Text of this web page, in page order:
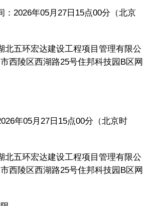
：2026年05月27日15点00分（北京
北五环宏达建设工程项目管理有限公
西陵区西湖路25号住邦科技园B区网
年05月27日15点00分（北京时
北五环宏达建设工程项目管理有限公
西陵区西湖路25号住邦科技园B区网